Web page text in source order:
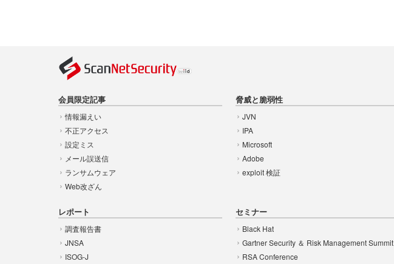
会員限定記事
情報漏えい
不正アクセス
設定ミス
メール誤送信
ランサムウェア
Web改ざん
脅威と脆弱性
JVN
IPA
Microsoft
Adobe
exploit 検証
レポート
調査報告書
JNSA
ISOG-J
セミナー
Black Hat
Gartner Security ＆ Risk Management Summit
RSA Conference